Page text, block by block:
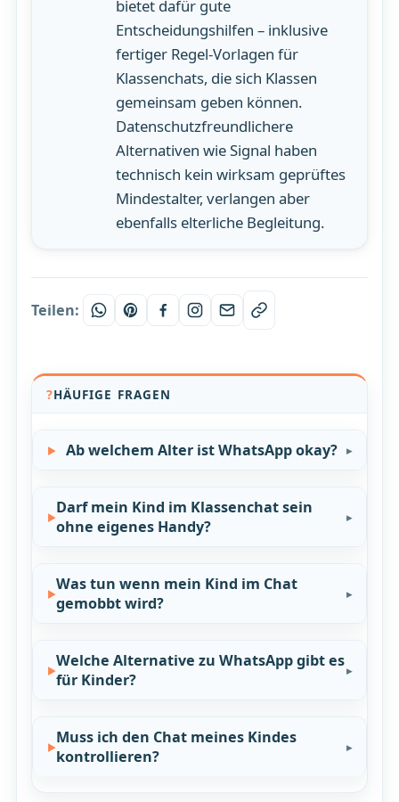
bietet dafür gute
Entscheidungshilfen – inklusive
fertiger Regel-Vorlagen für
Klassenchats, die sich Klassen
gemeinsam geben können.
Datenschutzfreundlichere
Alternativen wie Signal haben
technisch kein wirksam geprüftes
Mindestalter, verlangen aber
ebenfalls elterliche Begleitung.
Teilen:
HÄUFIGE FRAGEN
Ab welchem Alter ist WhatsApp okay?
Darf mein Kind im Klassenchat sein
ohne eigenes Handy?
Was tun wenn mein Kind im Chat
gemobbt wird?
Welche Alternative zu WhatsApp gibt es
für Kinder?
Muss ich den Chat meines Kindes
kontrollieren?